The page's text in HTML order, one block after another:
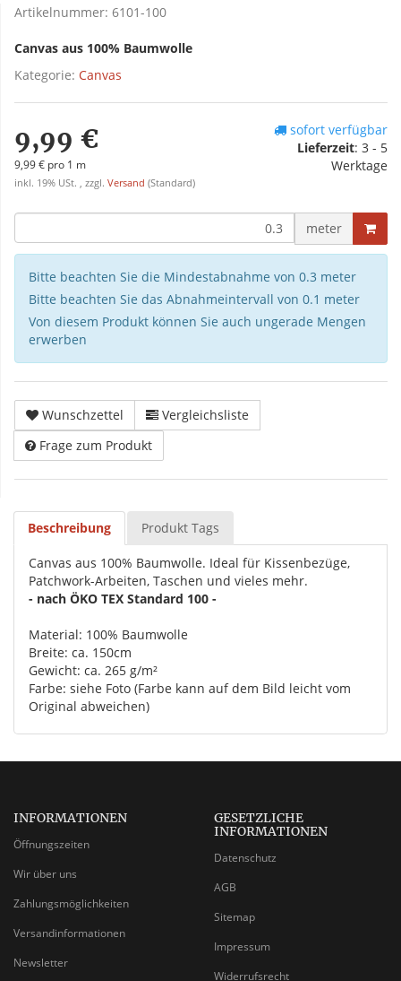
Artikelnummer: 6101-100
Canvas aus 100% Baumwolle
Kategorie: Canvas
9,99 €
9,99 € pro 1 m
inkl. 19% USt. , zzgl. Versand (Standard)
sofort verfügbar
Lieferzeit: 3 - 5
Werktage
meter
Bitte beachten Sie die Mindestabnahme von 0.3 meter
Bitte beachten Sie das Abnahmeintervall von 0.1 meter
Von diesem Produkt können Sie auch ungerade Mengen
erwerben
Wunschzettel
Vergleichsliste
Frage zum Produkt
Beschreibung Produkt Tags
Canvas aus 100% Baumwolle. Ideal für Kissenbezüge,
Patchwork-Arbeiten, Taschen und vieles mehr.
- nach ÖKO TEX Standard 100 -
Material: 100% Baumwolle
Breite: ca. 150cm
Gewicht: ca. 265 g/m²
Farbe: siehe Foto (Farbe kann auf dem Bild leicht vom
Original abweichen)
INFORMATIONEN
Öffnungszeiten
Wir über uns
Zahlungsmöglichkeiten
Versandinformationen
Newsletter
GESETZLICHE
INFORMATIONEN
Datenschutz
AGB
Sitemap
Impressum
Widerrufsrecht